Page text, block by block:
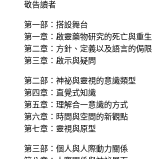
敬告讀者
第一部：搭設舞台
第一章：啟靈藥物研究的死亡與重生
第二章：方針、定義以及語言的侷限
第三章：啟示與疑問
第二部：神祕與靈視的意識類型
第四章：直覺式知識
第五章：理解合一意識的方式
第六章：時間與空間的新觀點
第七章：靈視與原型
第三部：個人與人際動力關係